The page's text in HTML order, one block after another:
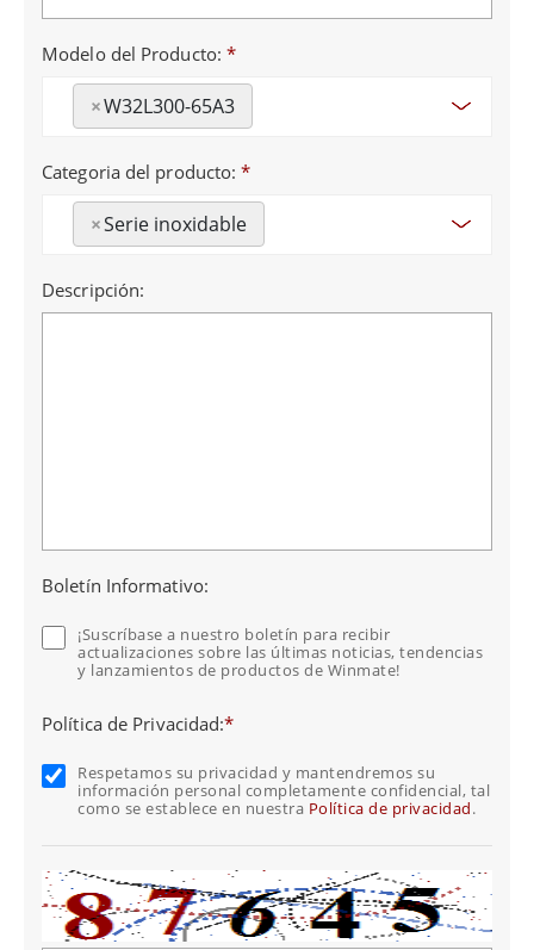
Modelo del Producto:*
×W32L300-65A3
Categoria del producto:*
×Serie inoxidable
Descripción:
Boletín Informativo:
¡Suscríbase a nuestro boletín para recibir
actualizaciones sobre las últimas noticias, tendencias
y lanzamientos de productos de Winmate!
Política de Privacidad:*
Respetamos su privacidad y mantendremos su
información personal completamente confidencial, tal
como se establece en nuestra Política de privacidad.